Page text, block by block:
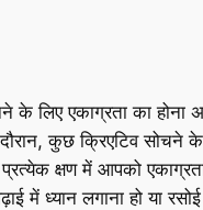
के लिए एकाग्रता का होना
कुछ क्रिएटिव सोचने के
क्षण में आपको एकाग्रता
में ध्यान लगाना हो या